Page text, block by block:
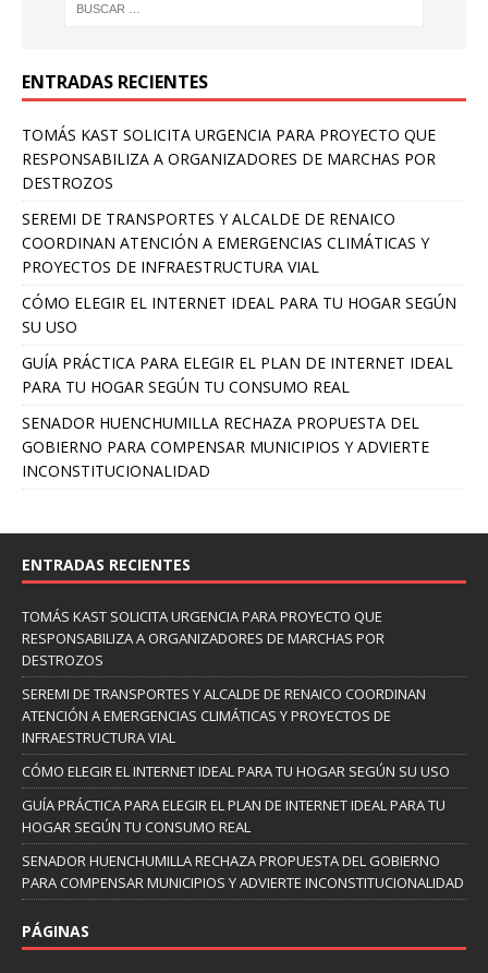
ENTRADAS RECIENTES
TOMÁS KAST SOLICITA URGENCIA PARA PROYECTO QUE
RESPONSABILIZA A ORGANIZADORES DE MARCHAS POR
DESTROZOS
SEREMI DE TRANSPORTES Y ALCALDE DE RENAICO
COORDINAN ATENCIÓN A EMERGENCIAS CLIMÁTICAS Y
PROYECTOS DE INFRAESTRUCTURA VIAL
CÓMO ELEGIR EL INTERNET IDEAL PARA TU HOGAR SEGÚN
SU USO
GUÍA PRÁCTICA PARA ELEGIR EL PLAN DE INTERNET IDEAL
PARA TU HOGAR SEGÚN TU CONSUMO REAL
SENADOR HUENCHUMILLA RECHAZA PROPUESTA DEL
GOBIERNO PARA COMPENSAR MUNICIPIOS Y ADVIERTE
INCONSTITUCIONALIDAD
ENTRADAS RECIENTES
TOMÁS KAST SOLICITA URGENCIA PARA PROYECTO QUE
RESPONSABILIZA A ORGANIZADORES DE MARCHAS POR
DESTROZOS
SEREMI DE TRANSPORTES Y ALCALDE DE RENAICO COORDINAN
ATENCIÓN A EMERGENCIAS CLIMÁTICAS Y PROYECTOS DE
INFRAESTRUCTURA VIAL
CÓMO ELEGIR EL INTERNET IDEAL PARA TU HOGAR SEGÚN SU USO
GUÍA PRÁCTICA PARA ELEGIR EL PLAN DE INTERNET IDEAL PARA TU
HOGAR SEGÚN TU CONSUMO REAL
SENADOR HUENCHUMILLA RECHAZA PROPUESTA DEL GOBIERNO
PARA COMPENSAR MUNICIPIOS Y ADVIERTE INCONSTITUCIONALIDAD
PÁGINAS